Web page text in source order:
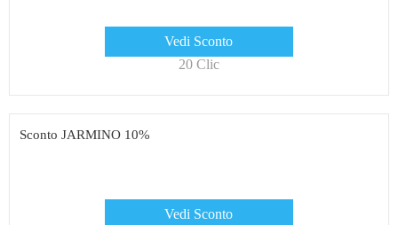
Vedi Sconto
20 Clic
Sconto JARMINO 10%
Vedi Sconto